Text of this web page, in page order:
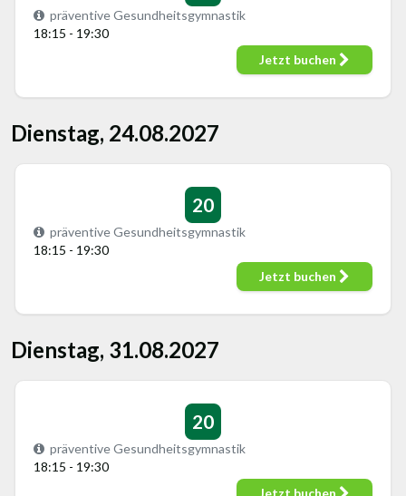
präventive Gesundheitsgymnastik
18:15 - 19:30
Jetzt buchen
Dienstag, 24.08.2027
20
präventive Gesundheitsgymnastik
18:15 - 19:30
Jetzt buchen
Dienstag, 31.08.2027
20
präventive Gesundheitsgymnastik
18:15 - 19:30
Jetzt buchen